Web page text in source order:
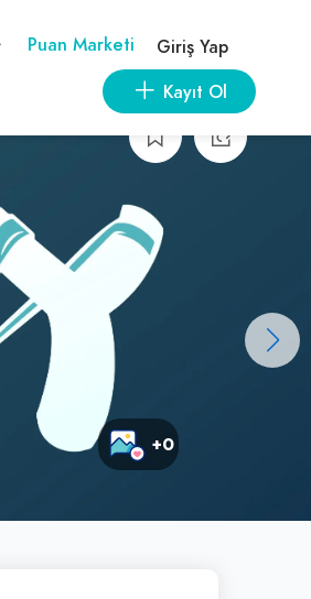
Puan Marketi
Giriş Yap
Kayıt Ol
+0